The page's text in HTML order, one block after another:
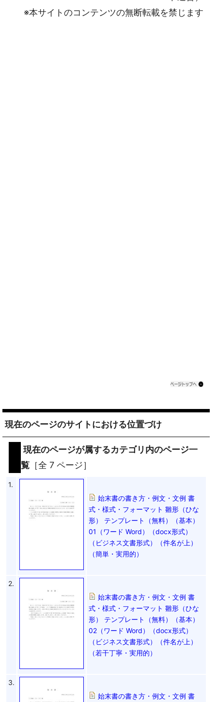
※本サイトのコンテンツの無断転載を禁じます
現在のページのサイトにおける位置づけ
現在のページが属するカテゴリ内のページ一
覧 ［全 7 ページ］
1.
始末書の書き方・例文・文例 書
式・様式・フォーマット 雛形（ひな
形） テンプレート（無料）（基本）
01（ワード Word）（docx形式）
（ビジネス文書形式）（件名が上）
（簡単・実用的）
2.
始末書の書き方・例文・文例 書
式・様式・フォーマット 雛形（ひな
形） テンプレート（無料）（基本）
02（ワード Word）（docx形式）
（ビジネス文書形式）（件名が上）
（若干丁寧・実用的）
3.
始末書の書き方・例文・文例 書